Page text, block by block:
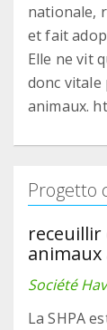
nationale,
et fait
Elle ne vit
donc vitale
animaux.
Progetto
Société
La SHPA